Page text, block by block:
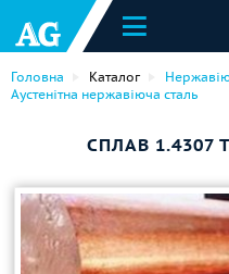
Головна Каталог
Аустенітна нержавіюча сталь
СПЛАВ 1.4307